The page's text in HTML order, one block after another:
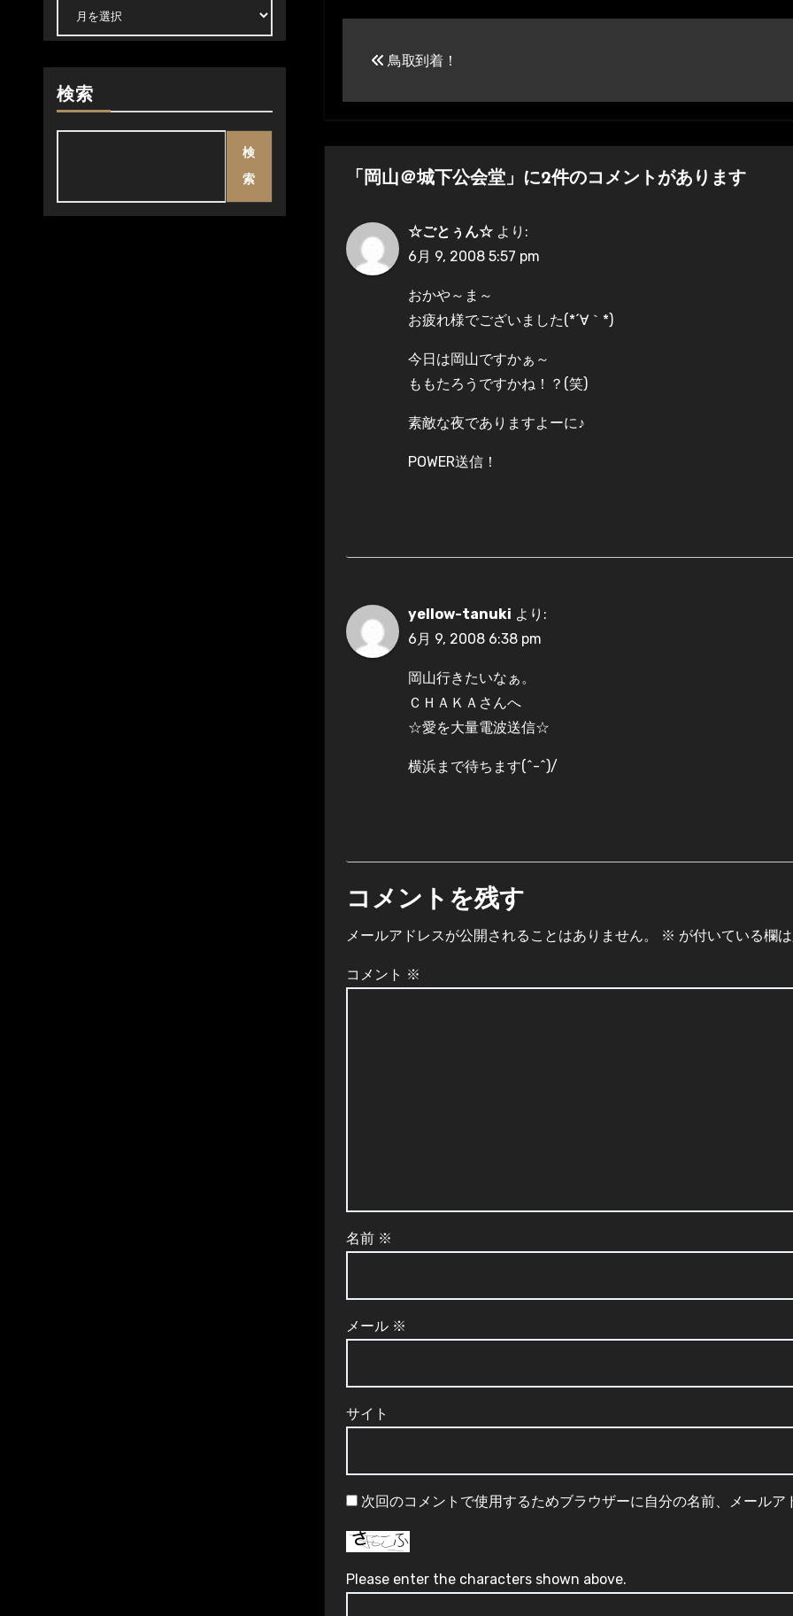
検索
検
索
ナ
ビ
ゲ
ー
シ
鳥取到着！
「岡山＠城下公会堂」に2件のコメントがあります
☆ごとぅん☆ より:
6月 9, 2008 5:57 pm
おかや～ま～
お疲れ様でございました(*´∀｀*)
今日は岡山ですかぁ～
ももたろうですかね！？(笑)
素敵な夜でありますよーに♪
POWER送信！
yellow-tanuki より:
6月 9, 2008 6:38 pm
岡山行きたいなぁ。
ＣＨＡＫＡさんへ
☆愛を大量電波送信☆
横浜まで待ちます(^-^)/
コメントを残す
メールアドレスが公開されることはありません。 ※ が付いている欄
コメント ※
名前 ※
メール ※
サイト
次回のコメントで使用するためブラウザーに自分の名前、メールア
Please enter the characters shown above.